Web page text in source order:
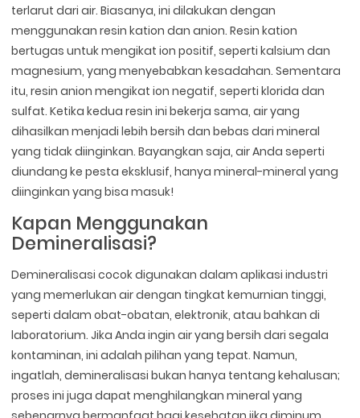
terlarut dari air. Biasanya, ini dilakukan dengan
menggunakan resin kation dan anion. Resin kation
bertugas untuk mengikat ion positif, seperti kalsium dan
magnesium, yang menyebabkan kesadahan. Sementara
itu, resin anion mengikat ion negatif, seperti klorida dan
sulfat. Ketika kedua resin ini bekerja sama, air yang
dihasilkan menjadi lebih bersih dan bebas dari mineral
yang tidak diinginkan. Bayangkan saja, air Anda seperti
diundang ke pesta eksklusif, hanya mineral-mineral yang
diinginkan yang bisa masuk!
Kapan Menggunakan
Demineralisasi?
Demineralisasi cocok digunakan dalam aplikasi industri
yang memerlukan air dengan tingkat kemurnian tinggi,
seperti dalam obat-obatan, elektronik, atau bahkan di
laboratorium. Jika Anda ingin air yang bersih dari segala
kontaminan, ini adalah pilihan yang tepat. Namun,
ingatlah, demineralisasi bukan hanya tentang kehalusan;
proses ini juga dapat menghilangkan mineral yang